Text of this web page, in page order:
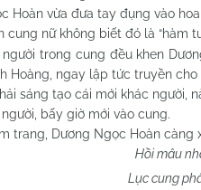
vừa đưa tay đụng vào hoa,
cung nữ không biết đó là “hàm
trong cung đều khen Dương
Hoàng, ngay lập tức truyền
sáng tạo cái mới khác người,
bấy giờ mới vào cung.
Dương Ngọc Hoàn càng
Hồi mâu
Lục cung